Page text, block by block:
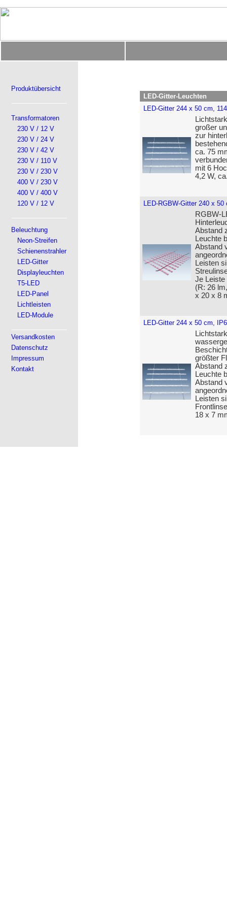
Produktübersicht
Transformatoren
230 V / 12 V
230 V / 24 V
230 V / 42 V
230 V / 110 V
230 V / 230 V
400 V / 230 V
400 V / 400 V
120 V / 12 V
Beleuchtung
Neon-Streifen
Schienenstrahler
LED-Gitter
Displayleuchten
T5-LED
LED-Panel
Lichtleisten
LED-Module
Versandkosten
Datenschutz
Impressum
Kontakt
LED-Gitter-Leuchten
LED-Gitter 244 x 50 cm,
großer
zur
ca. 75
mit 6
4,2 W,
LED-RGBW-Gitter 240 x 50
RGBW-
Abstand
Leuchte
Abstand
Leisten
Je Leiste
(R: 26
x 20 x 8
LED-Gitter 244 x 50 cm,
größter
Abstand
Leuchte
Abstand
Leisten
18 x 7